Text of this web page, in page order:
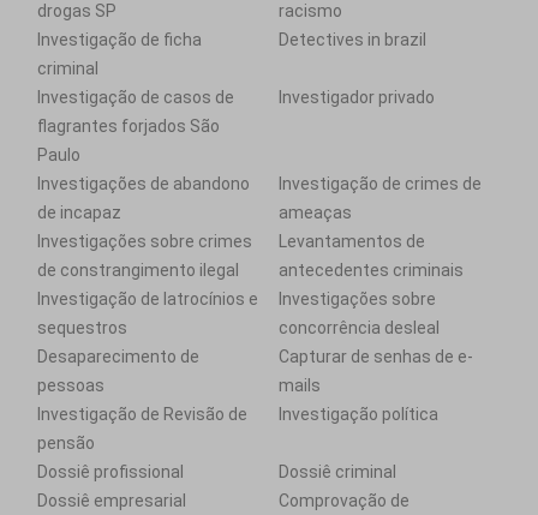
drogas SP
racismo
Investigação de ficha
criminal
Detectives in brazil
Investigação de casos de
flagrantes forjados São
Paulo
Investigador privado
Investigações de abandono
de incapaz
Investigação de crimes de
ameaças
Investigações sobre crimes
de constrangimento ilegal
Levantamentos de
antecedentes criminais
Investigação de latrocínios e
sequestros
Investigações sobre
concorrência desleal
Desaparecimento de
pessoas
Capturar de senhas de e-
mails
Investigação de Revisão de
pensão
Investigação política
Dossiê profissional
Dossiê criminal
Dossiê empresarial
Comprovação de